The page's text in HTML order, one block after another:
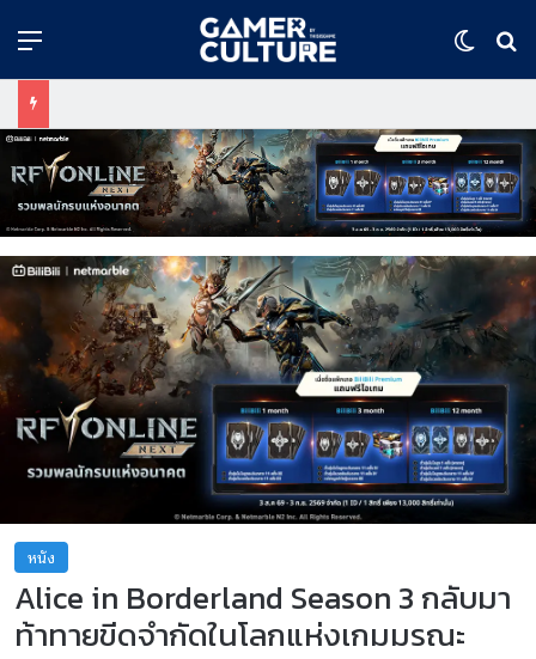
Menu
หนัง
Alice in Borderland Season 3 กลับมา
ท้าทายขีดจำกัดในโลกแห่งเกมมรณะ